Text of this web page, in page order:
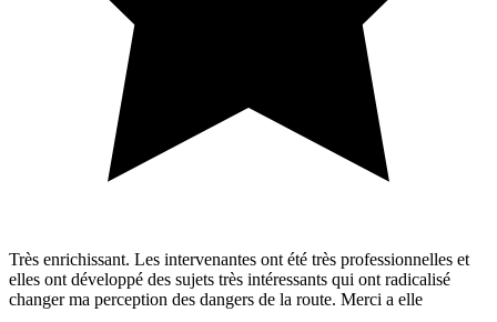
Très enrichissant. Les intervenantes ont été très professionnelles et
elles ont développé des sujets très intéressants qui ont radicalisé
changer ma perception des dangers de la route. Merci a elle